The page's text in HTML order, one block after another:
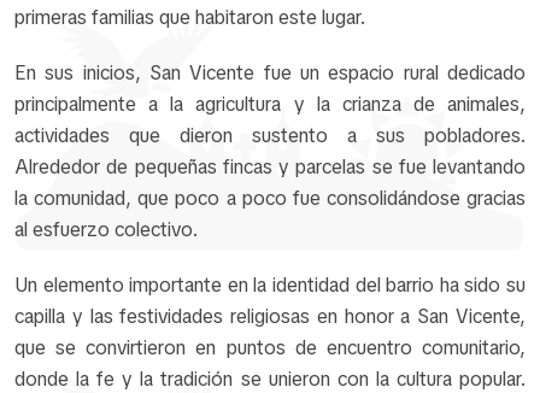
primeras familias que habitaron este lugar.
En sus inicios, San Vicente fue un espacio rural dedicado
principalmente a la agricultura y la crianza de animales,
actividades que dieron sustento a sus pobladores.
Alrededor de pequeñas fincas y parcelas se fue levantando
la comunidad, que poco a poco fue consolidándose gracias
al esfuerzo colectivo.
Un elemento importante en la identidad del barrio ha sido su
capilla y las festividades religiosas en honor a San Vicente,
que se convirtieron en puntos de encuentro comunitario,
donde la fe y la tradición se unieron con la cultura popular.